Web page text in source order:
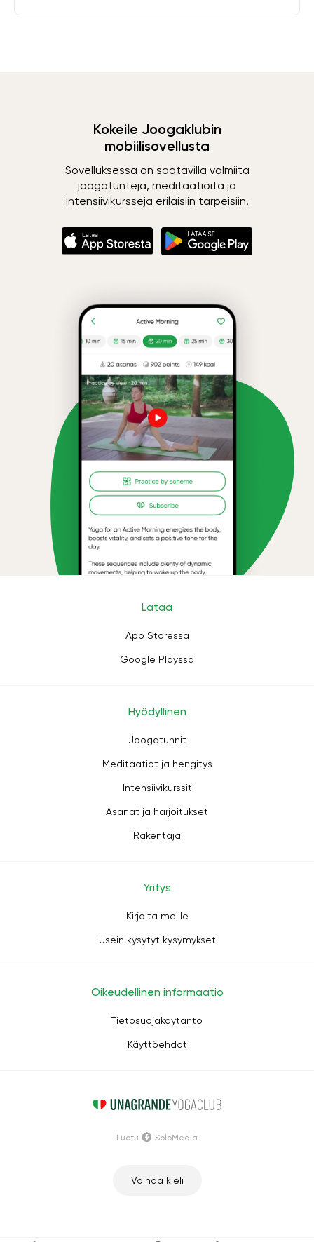
Kokeile Joogaklubin
mobiilisovellusta
Sovelluksessa on saatavilla valmiita
joogatunteja, meditaatioita ja
intensiivikursseja erilaisiin tarpeisiin.
Lataa
App Storessa
Google Playssa
Hyödyllinen
Joogatunnit
Meditaatiot ja hengitys
Intensiivikurssit
Asanat ja harjoitukset
Rakentaja
Yritys
Kirjoita meille
Usein kysytyt kysymykset
Oikeudellinen informaatio
Tietosuojakäytäntö
Käyttöehdot
Vaihda kieli
Luotu SoloMedia